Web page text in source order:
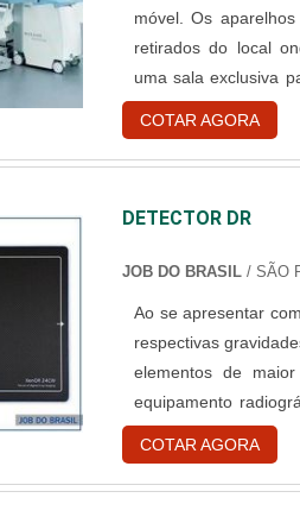
móvel. Os
retirados do local
uma sala exclusiva para serem
Espaço para
reservado para o
COTAR AGORA
DETECTOR DR
JOB DO BRASIL/ SÃO
Ao se apresentar
respectivas
elementos de
equipamento
associa de maneira
Digital. Máximo
nomenclatur....
COTAR AGORA